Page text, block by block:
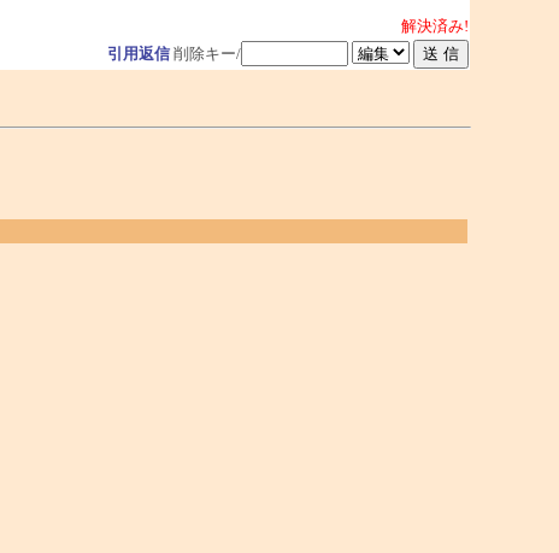
解決済み!
引用返信 削除キー/